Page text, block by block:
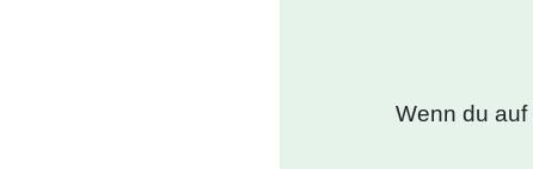
Wenn du